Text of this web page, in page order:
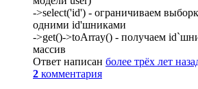
->select('id') - ограничиваем
одними id'шниками
->get()->toArray() - получаем
массив
Ответ написан более трёх лет
2 комментария